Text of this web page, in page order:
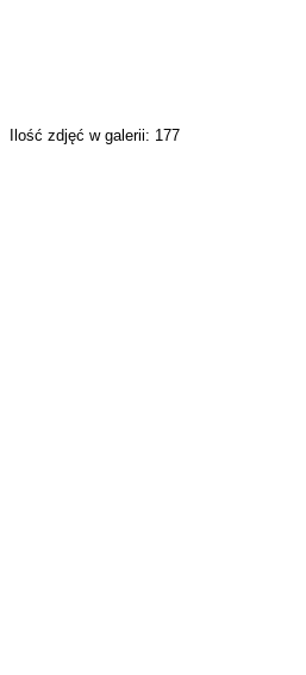
Ilość zdjęć w galerii: 177